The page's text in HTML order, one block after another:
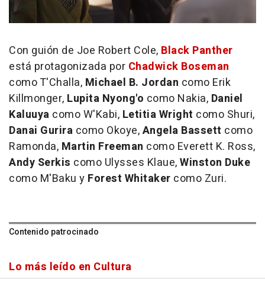
Con guión de Joe Robert Cole, Black Panther
está protagonizada por Chadwick Boseman
como T'Challa, Michael B. Jordan como Erik
Killmonger, Lupita Nyong'o como Nakia, Daniel
Kaluuya como W'Kabi, Letitia Wright como Shuri,
Danai Gurira como Okoye,Angela Bassett como
Ramonda, Martin Freeman como Everett K. Ross,
Andy Serkis como Ulysses Klaue,Winston Duke
como M'Baku y Forest Whitaker como Zuri.
Contenido patrocinado
Lo más leído en Cultura